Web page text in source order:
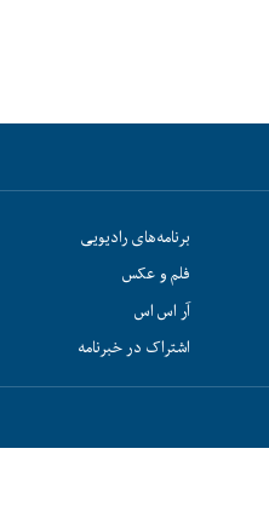
برنامه‌های رادیویی
فلم و عکس
آر اس اس
اشتراک در خبرنامه